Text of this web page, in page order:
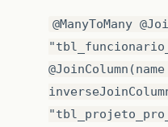
@ManyToMany